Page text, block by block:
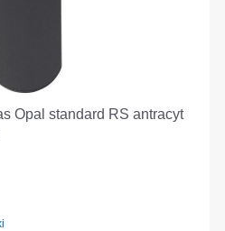
Opal standard RS antracyt